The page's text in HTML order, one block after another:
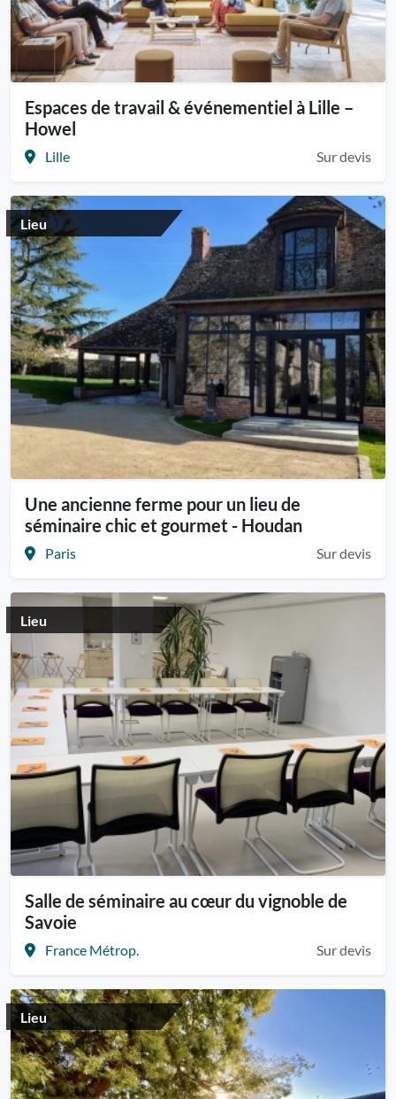
Espaces de travail & événementiel à Lille –
Howel
Lille Sur devis
Lieu
Une ancienne ferme pour un lieu de
séminaire chic et gourmet - Houdan
Paris Sur devis
Lieu
Salle de séminaire au cœur du vignoble de
Savoie
France Métrop. Sur devis
Lieu